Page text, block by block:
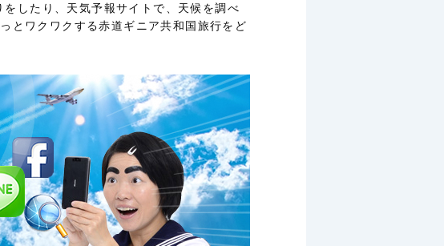
したり、天気予報サイトで、天候を調べ
とワクワクする赤道ギニア共和国旅行をど